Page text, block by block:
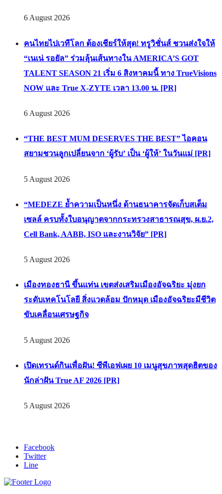
6 August 2026
คนไทยไปเวทีโลก ต้องเชียร์ให้สุด! ทรูวิชั่นส์ ชวนส่งใจให้
“เนเน่ รอยัล” ร่วมลุ้นเส้นทางใน AMERICA’S GOT
TALENT SEASON 21 เริ่ม 6 สิงหาคมนี้ ทาง TrueVisions
NOW และ True X-ZYTE เวลา 13.00 น. [PR]
6 August 2026
“THE BEST MUM DESERVES THE BEST” ไอคอน
สยามชวนลูกเปลี่ยนจาก ‘ผู้รับ’ เป็น ‘ผู้ให้’ ในวันแม่ [PR]
5 August 2026
“MEDEZE ย้ำความเป็นหนึ่ง ด้านธนาคารจัดเก็บสเต็ม
เซลล์ ครบทั้งใบอนุญาตจากกระทรวงสาธารณสุข, ผ.ย.2,
Cell Bank, AABB, ISO และงานวิจัย” [PR]
5 August 2026
เมืองทองธานี ขึ้นแท่น เขตส่งเสริมเมืองอัจฉริยะ มุ่งยก
ระดับเทคโนโลยี สิ่งแวดล้อม ปักหมุด เมืองอัจฉริยะมีชีวิต
ขับเคลื่อนเศรษฐกิจ
5 August 2026
เปิดเทรนด์กินเพื่อฝัน! ซีพีเอฟเผย 10 เมนูสุขภาพสุดฮิตของ
นักล่าฝัน True AF 2026 [PR]
5 August 2026
Facebook
Twitter
Line